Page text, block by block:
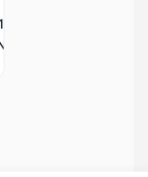
NOK